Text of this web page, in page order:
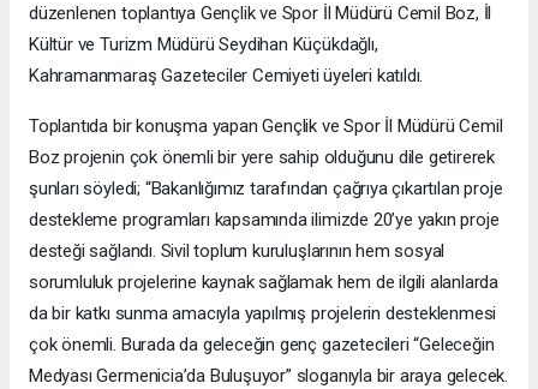
düzenlenen toplantıya Gençlik ve Spor İl Müdürü Cemil Boz, İl
Kültür ve Turizm Müdürü Seydihan Küçükdağlı,
Kahramanmaraş Gazeteciler Cemiyeti üyeleri katıldı.
Toplantıda bir konuşma yapan Gençlik ve Spor İl Müdürü Cemil
Boz projenin çok önemli bir yere sahip olduğunu dile getirerek
şunları söyledi; “Bakanlığımız tarafından çağrıya çıkartılan proje
destekleme programları kapsamında ilimizde 20’ye yakın proje
desteği sağlandı. Sivil toplum kuruluşlarının hem sosyal
sorumluluk projelerine kaynak sağlamak hem de ilgili alanlarda
da bir katkı sunma amacıyla yapılmış projelerin desteklenmesi
çok önemli. Burada da geleceğin genç gazetecileri “Geleceğin
Medyası Germenicia’da Buluşuyor” sloganıyla bir araya gelecek.